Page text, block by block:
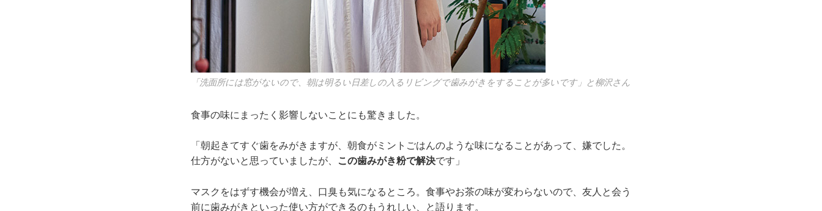
「洗面所には窓がないので、朝は明るい日差しの入るリビングで歯みがきをすることが多いです」と柳沢さん
食事の味にまったく影響しないことにも驚きました。
「朝起きてすぐ歯をみがきますが、朝食がミントごはんのような味になることがあって、嫌でした。
仕方がないと思っていましたが、
この歯みがき粉で解決です」
マスクをはずす機会が増え、口臭も気になるところ。食事やお茶の味が変わらないので、友人と会う
前に歯みがきといった使い方ができるのもうれしい、と語ります。